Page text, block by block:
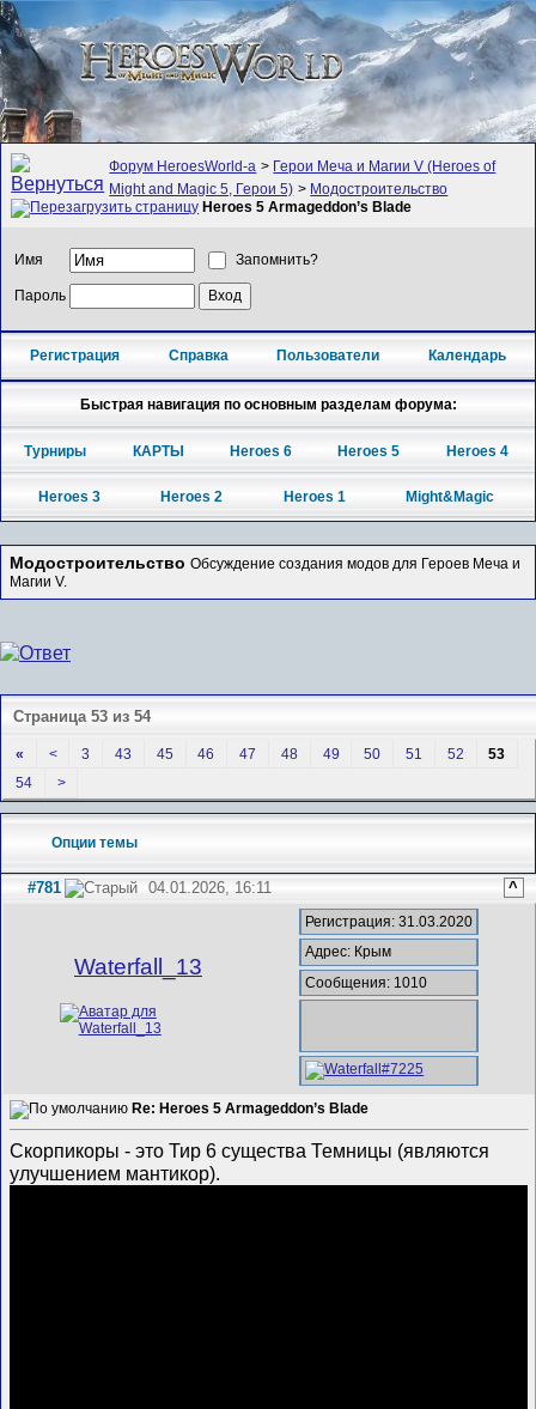
Форум HeroesWorld-а > Герои Меча и Магии V (Heroes of
Might and Magic 5, Герои 5) > Модостроительство
Heroes 5 Armageddon’s Blade
Имя Запомнить?
Пароль
Регистрация Справка Пользователи Календарь
Быстрая навигация по основным разделам форума:
Турниры КАРТЫ Heroes 6 Heroes 5 Heroes 4
Heroes 3 Heroes 2 Heroes 1 Might&Magic
Модостроительство Обсуждение создания модов для Героев Меча и
Магии V.
Страница 53 из 54
« < 3 43 45 46 47 48 49 50 51 52
53
54
>
Опции темы
#781 04.01.2026, 16:11 ^
Waterfall_13
Регистрация: 31.03.2020
Адрес: Крым
Сообщения: 1010
Re: Heroes 5 Armageddon’s Blade
Скорпикоры - это Тир 6 существа Темницы (являются
улучшением мантикор).